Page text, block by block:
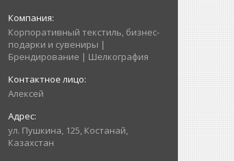
Корпоративный текстиль, бизнес-
подарки и сувениры |
Брендирование | Шелкография
Алексей
ул. Пушкина, 125, Костанай,
Казахстан